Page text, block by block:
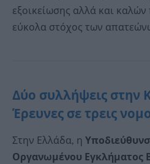
εξοικείωσης αλλά και
εύκολα στόχος των
Δύο συλλήψεις στην
Έρευνες σε τρεις
Στην Ελλάδα, η
Οργανωμένου Εγκλήματος